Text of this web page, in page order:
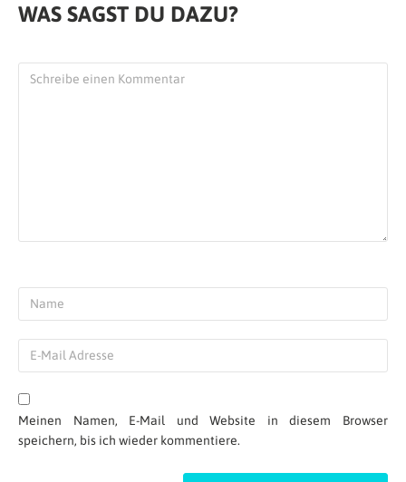
WAS SAGST DU DAZU?
Meinen Namen, E-Mail und Website in diesem Browser
speichern, bis ich wieder kommentiere.